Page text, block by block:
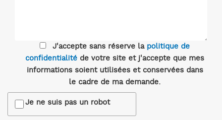
J'accepte sans réserve la politique de
confidentialité de votre site et j'accepte que mes
informations soient utilisées et conservées dans
le cadre de ma demande.
Je ne suis pas un robot